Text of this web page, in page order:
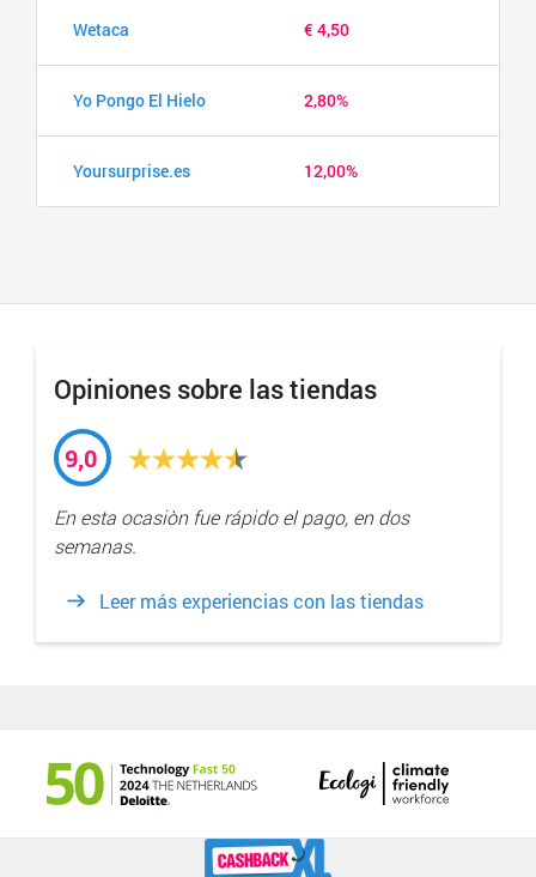
Wetaca € 4,50
Yo Pongo El Hielo 2,80%
Yoursurprise.es 12,00%
Opiniones sobre las tiendas
9,0
En esta ocasiòn fue rápido el pago, en dos
semanas.
Leer más experiencias con las tiendas